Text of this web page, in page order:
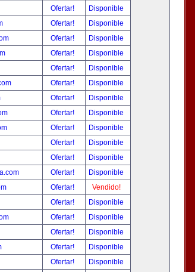
Ofertar!
Disponible
Ofertar!
Disponible
Ofertar!
Disponible
Ofertar!
Disponible
Ofertar!
Disponible
Ofertar!
Disponible
Ofertar!
Disponible
Ofertar!
Disponible
Ofertar!
Disponible
Ofertar!
Disponible
Ofertar!
Disponible
Ofertar!
Disponible
Ofertar!
Vendido!
Ofertar!
Disponible
Ofertar!
Disponible
Ofertar!
Disponible
Ofertar!
Disponible
Ofertar!
Disponible